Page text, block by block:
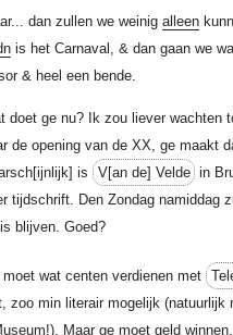
dan zullen we weinig alleen
is het Carnaval, & dan gaan we
& heel een bende.
doet ge nu? Ik zou liever wachten
de opening van de XX, ge maakt
is V[an de] Velde in
tijdschrift. Den Zondag namiddag
blijven. Goed?
moet wat centen verdienen met
zoo min literair mogelijk (natuurlijk
Maar ge moet geld